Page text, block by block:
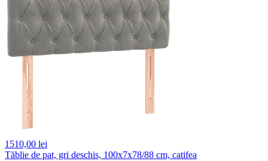
1510,00 lei
Tăblie de pat, gri deschis, 100x7x78/88 cm, catifea